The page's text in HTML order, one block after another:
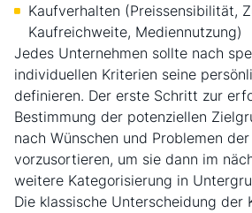
Kaufverhalten (Preissensibilität,
Kaufreichweite, Mediennutzung)
Jedes Unternehmen sollte nach
individuellen Kriterien seine
definieren. Der erste Schritt zur
Bestimmung der potenziellen
nach Wünschen und Problemen der
vorzusortieren, um sie dann im
weitere Kategorisierung in
Die klassische Unterscheidung der